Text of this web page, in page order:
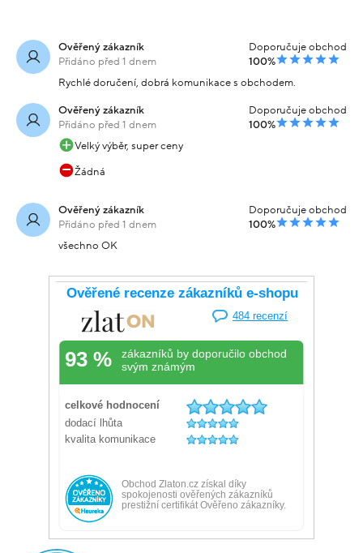
Ověřený zákazník
Přidáno před 1 dnem
Doporučuje obchod
100%
Rychlé doručení, dobrá komunikace s obchodem.
Ověřený zákazník
Přidáno před 1 dnem
Doporučuje obchod
100%
Velký výběr, super ceny
Žádná
Ověřený zákazník
Přidáno před 1 dnem
Doporučuje obchod
100%
všechno OK